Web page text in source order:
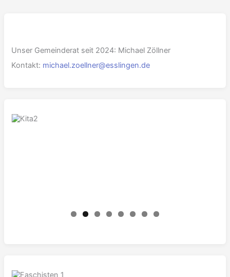
Unser Gemeinderat seit 2024: Michael Zöllner
Kontakt: michael.zoellner@esslingen.de